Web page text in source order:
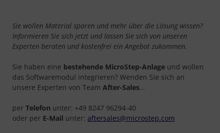
Sie wollen Material sparen und mehr über die Lösung wissen?
Informieren Sie sich jetzt und lassen Sie sich von unseren
Experten beraten und kostenfrei ein Angebot zukommen.
Sie haben eine bestehende MicroStep-Anlage und wollen
das Softwaremodul integrieren? Wenden Sie sich an
unsere Experten von Team After-Sales…
per Telefon unter: +49 8247 96294-40
oder per E-Mail unter: aftersales@microstep.com